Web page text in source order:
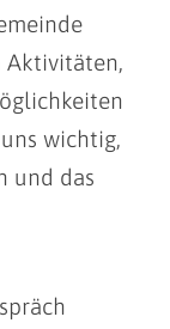
Aktivitäten,
wichtig,
und das